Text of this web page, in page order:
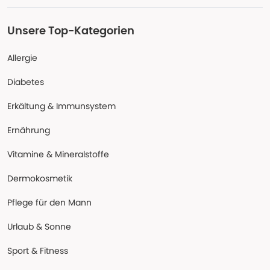
Unsere Top-Kategorien
Allergie
Diabetes
Erkältung & Immunsystem
Ernährung
Vitamine & Mineralstoffe
Dermokosmetik
Pflege für den Mann
Urlaub & Sonne
Sport & Fitness